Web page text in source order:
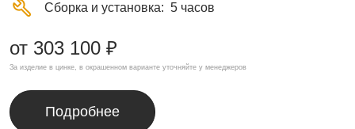
Сборка и установка 5 часов
от 303 100 ₽
За изделие в цинке, в окрашенном варианте уточняйте у менеджеров
Подробнее